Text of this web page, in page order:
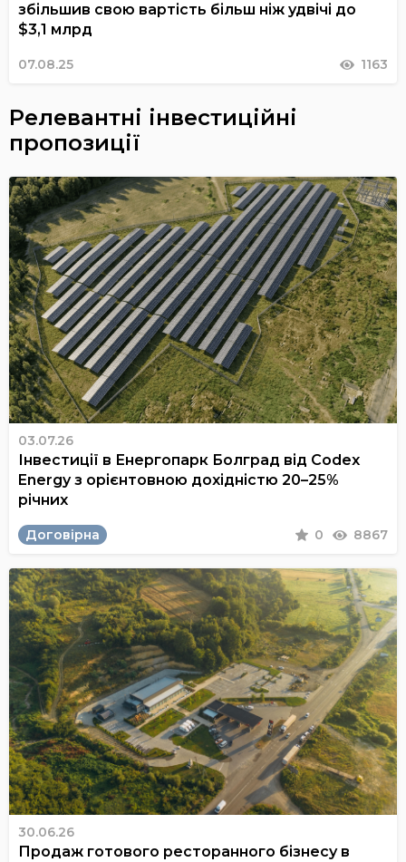
збільшив свою вартість більш ніж удвічі до
$3,1 млрд
07.08.25 1163
Релевантні інвестиційні
пропозиції
03.07.26
Інвестиції в Енергопарк Болград від Codex
Energy з орієнтовною дохідністю 20–25%
річних
Договірна 0 8867
30.06.26
Продаж готового ресторанного бізнесу в